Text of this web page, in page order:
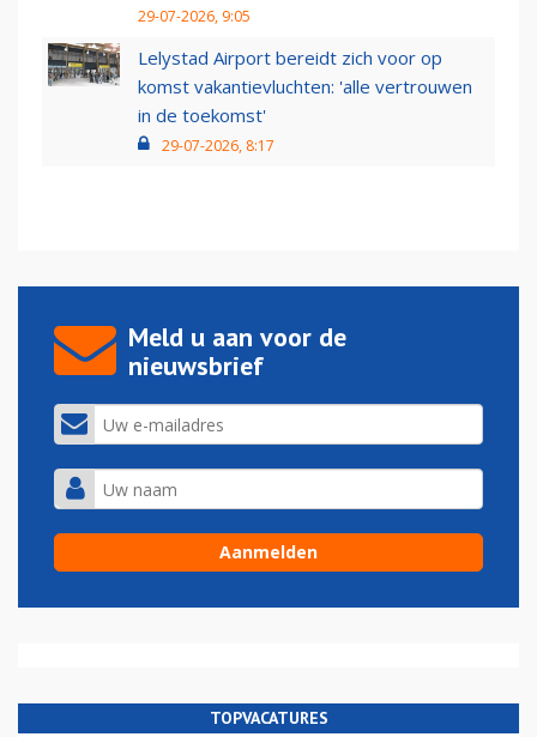
29-07-2026, 9:05
Lelystad Airport bereidt zich voor op
komst vakantievluchten: 'alle vertrouwen
in de toekomst'
29-07-2026, 8:17
Meld u aan voor de
nieuwsbrief
TOPVACATURES